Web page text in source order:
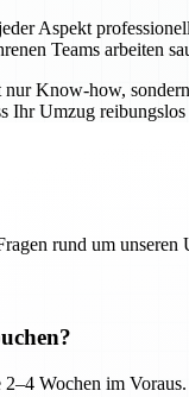
Aspekt
Teams arbeiten
Know-how,
Ihr Umzug
rund um unseren
Wochen im